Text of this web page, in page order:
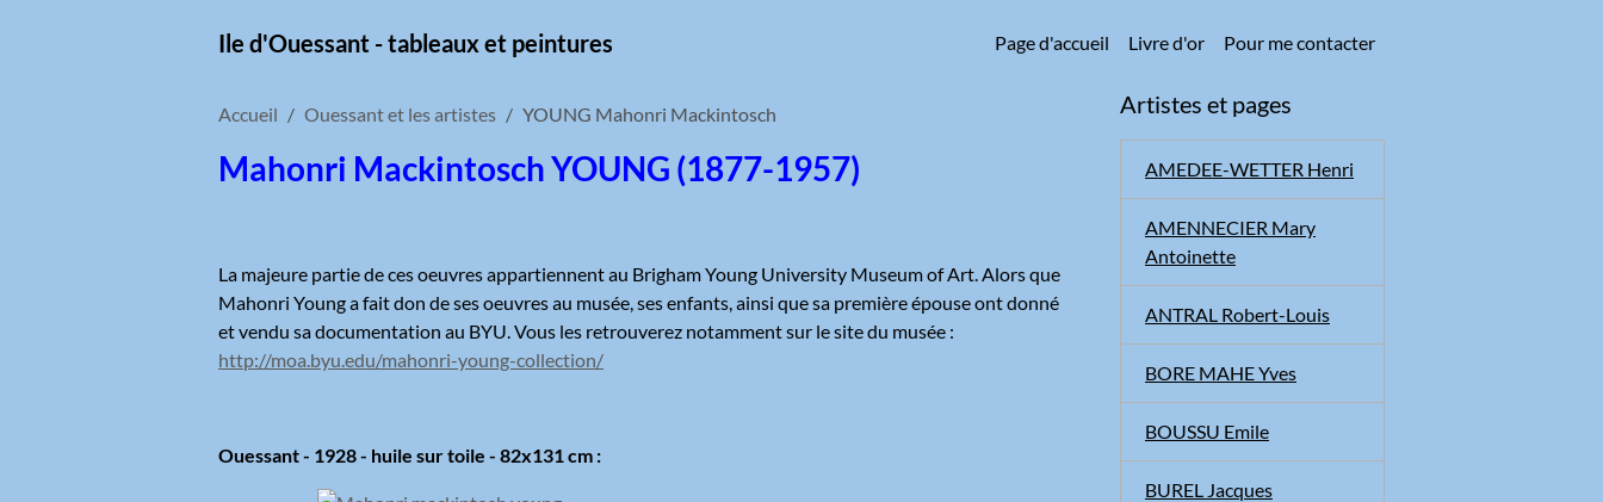
Ile d'Ouessant - tableaux et peintures Page d'accueil Livre d'or Pour me contacter
Accueil Ouessant et les artistes YOUNG Mahonri Mackintosch
Mahonri Mackintosch YOUNG (1877-1957)
La majeure partie de ces oeuvres appartiennent au Brigham Young University Museum of Art. Alors que
Mahonri Young a fait don de ses oeuvres au musée, ses enfants, ainsi que sa première épouse ont donné
et vendu sa documentation au BYU. Vous les retrouverez notamment sur le site du musée :
http://moa.byu.edu/mahonri-young-collection/
Ouessant - 1928 - huile sur toile - 82x131 cm :
Artistes et pages
AMEDEE-WETTER Henri
AMENNECIER Mary
Antoinette
ANTRAL Robert-Louis
BORE MAHE Yves
BOUSSU Emile
BUREL Jacques